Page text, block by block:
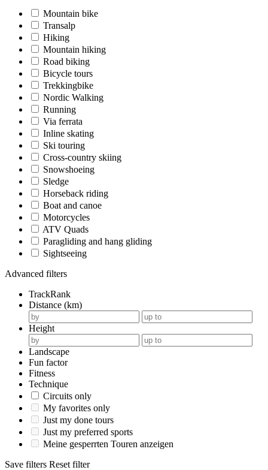
Mountain bike
Transalp
Hiking
Mountain hiking
Road biking
Bicycle tours
Trekkingbike
Nordic Walking
Running
Via ferrata
Inline skating
Ski touring
Cross-country skiing
Snowshoeing
Sledge
Horseback riding
Boat and canoe
Motorcycles
ATV Quads
Paragliding and hang gliding
Sightseeing
Advanced filters
TrackRank
Distance (km)
Height
Landscape
Fun factor
Fitness
Technique
Circuits only
My favorites only
Just my done tours
Just my preferred sports
Meine gesperrten Touren anzeigen
Save filters Reset filter